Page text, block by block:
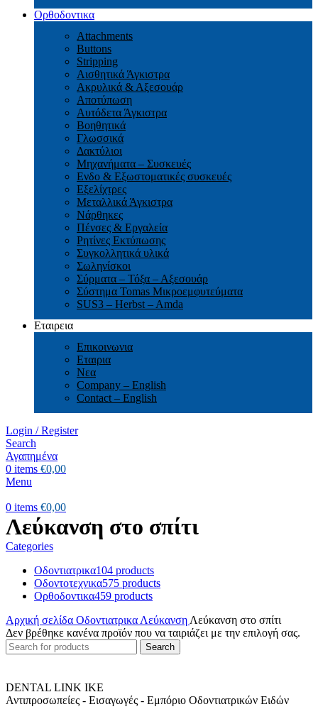
Ορθοδοντικα
Attachments
Buttons
Stripping
Αισθητικά Άγκιστρα
Ακρυλικά & Αξεσουάρ
Αποτύπωση
Αυτόδετα Άγκιστρα
Βοηθητικά
Γλωσσικά
Δακτύλιοι
Μηχανήματα – Συσκευές
Ενδο & Εξωστοματικές συσκευές
Εξελίχτρες
Μεταλλικά Άγκιστρα
Νάρθηκες
Πένσες & Εργαλεία
Ρητίνες Εκτύπωσης
Συγκολλητικά υλικά
Σωληνίσκοι
Σύρματα – Τόξα – Αξεσουάρ
Σύστημα Tomas Μικροεμφυτεύματα
SUS3 – Herbst – Amda
Εταιρεια
Επικοινωνια
Εταιρια
Νεα
Company – English
Contact – English
Login / Register
Search
Αγαπημένα
0 items €0,00
Menu
0 items €0,00
Λεύκανση στο σπίτι
Categories
Οδοντιατρικα104 products
Οδοντοτεχνικα575 products
Ορθοδοντικα459 products
Αρχική σελίδα Οδοντιατρικα Λεύκανση Λεύκανση στο σπίτι
Δεν βρέθηκε κανένα προϊόν που να ταιριάζει με την επιλογή σας.
Search
DENTAL LINK ΙΚΕ
Αντιπροσωπείες - Εισαγωγές - Εμπόριο Οδοντιατρικών Ειδών